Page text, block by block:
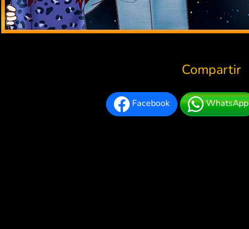
Compartir
Facebook WhatsApp